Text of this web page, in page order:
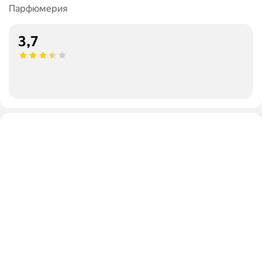
Парфюмерия
3,7